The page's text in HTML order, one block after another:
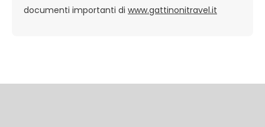
documenti importanti di www.gattinonitravel.it